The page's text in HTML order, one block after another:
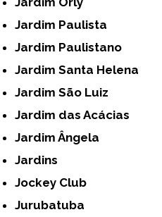
Jardim Paulista
Jardim Paulistano
Jardim Santa Helena
Jardim São Luiz
Jardim das Acácias
Jardim Ângela
Jardins
Jockey Club
Jurubatuba